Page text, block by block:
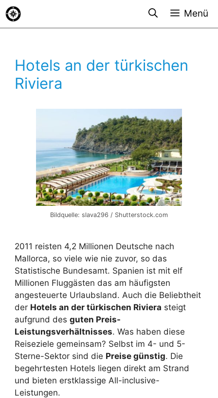
Zum
Inhalt
springen
Menü
Hotels an der türkischen
Riviera
Bildquelle: slava296 / Shutterstock.com
2011 reisten 4,2 Millionen Deutsche nach
Mallorca, so viele wie nie zuvor, so das
Statistische Bundesamt. Spanien ist mit elf
Millionen Fluggästen das am häufigsten
angesteuerte Urlaubsland. Auch die Beliebtheit
der Hotels an der türkischen Riviera steigt
aufgrund des guten Preis-
Leistungsverhältnisses. Was haben diese
Reiseziele gemeinsam? Selbst im 4- und 5-
Sterne-Sektor sind die Preise günstig. Die
begehrtesten Hotels liegen direkt am Strand
und bieten erstklassige All-inclusive-
Leistungen.